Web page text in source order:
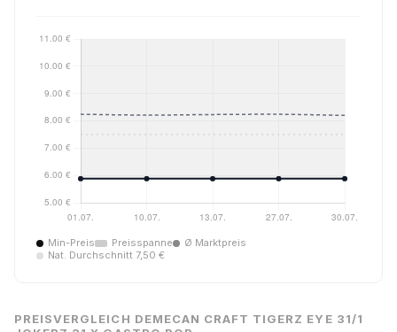
Min-Preis Preisspanne
Ø Marktpreis
Nat. Durchschnitt 7,50 €
PREISVERGLEICH DEMECAN CRAFT TIGERZ EYE 31/1